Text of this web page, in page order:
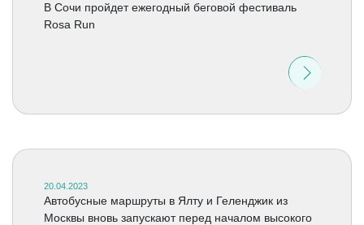
В Сочи пройдет ежегодный беговой фестиваль
Rosa Run
20.04.2023
Автобусные маршруты в Ялту и Геленджик из
Москвы вновь запускают перед началом высокого